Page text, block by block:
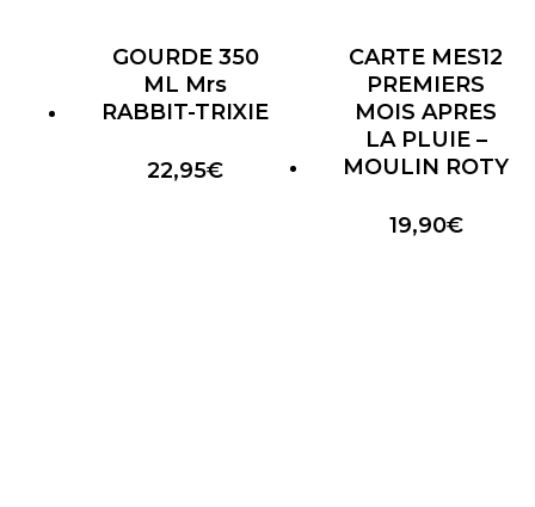
GOURDE 350
ML Mrs
RABBIT-TRIXIE
22,95€
CARTE MES12
PREMIERS
MOIS APRES
LA PLUIE –
MOULIN ROTY
19,90€